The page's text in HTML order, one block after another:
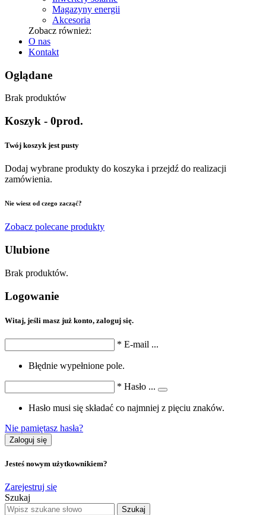
Magazyny energii
Akcesoria
Zobacz również:
O nas
Kontakt
Oglądane
Brak produktów
Koszyk - 0prod.
Twój koszyk jest pusty
Dodaj wybrane produkty do koszyka i przejdź do realizacji
zamówienia.
Nie wiesz od czego zacząć?
Zobacz polecane produkty
Ulubione
Brak produktów.
Logowanie
Witaj, jeśli masz już konto, zaloguj się.
* E-mail ...
Błędnie wypełnione pole.
* Hasło ...
Hasło musi się składać co najmniej z pięciu znaków.
Nie pamiętasz hasła?
Zaloguj się
Jesteś nowym użytkownikiem?
Zarejestruj się
Szukaj
Szukaj